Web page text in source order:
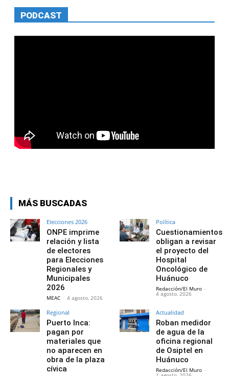
PODCAST
MÁS BUSCADAS
Elecciones 2026
ONPE imprime
relación y lista
de electores
para Elecciones
Regionales y
Municipales
2026
MEAC - 4 agosto, 2026
Política
Cuestionamientos
obligan a revisar
el proyecto del
Hospital
Oncológico de
Huánuco
Redacción/El Muro -
4 agosto, 2026
Regional
Puerto Inca:
pagan por
materiales que
no aparecen en
obra de la plaza
cívica
Actualidad
Roban medidor
de agua de la
oficina regional
de Osiptel en
Huánuco
Redacción/El Muro -